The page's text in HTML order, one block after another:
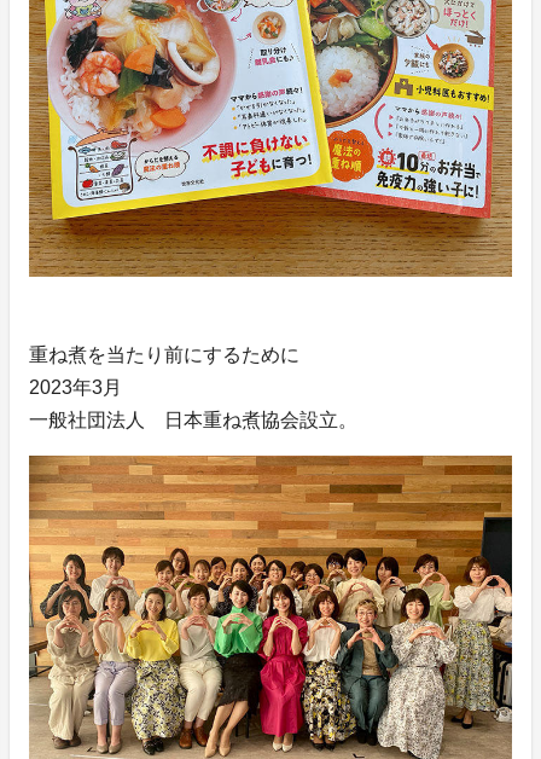
重ね煮を当たり前にするために
2023年3月
一般社団法人 日本重ね煮協会設立。